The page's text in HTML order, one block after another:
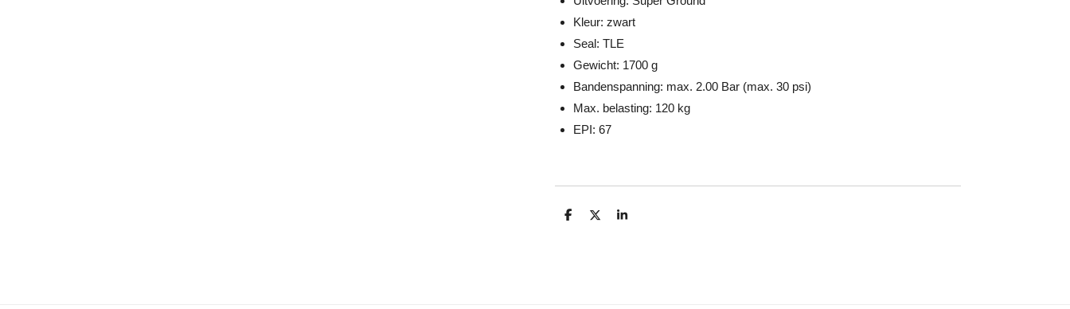
Kleur: zwart
Seal: TLE
Gewicht: 1700 g
Bandenspanning: max. 2.00 Bar (max. 30 psi)
Max. belasting: 120 kg
EPI: 67
D
D
S